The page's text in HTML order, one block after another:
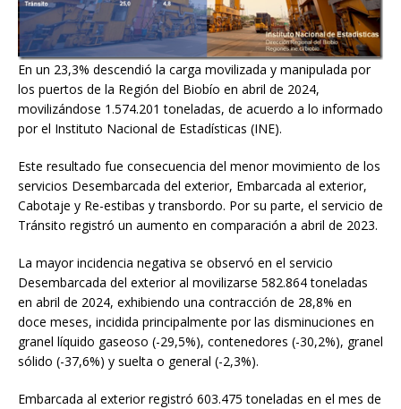
En un 23,3% descendió la carga movilizada y manipulada por
los puertos de la Región del Biobío en abril de 2024,
movilizándose 1.574.201 toneladas, de acuerdo a lo informado
por el Instituto Nacional de Estadísticas (INE).
Este resultado fue consecuencia del menor movimiento de los
servicios Desembarcada del exterior, Embarcada al exterior,
Cabotaje y Re-estibas y transbordo. Por su parte, el servicio de
Tránsito registró un aumento en comparación a abril de 2023.
La mayor incidencia negativa se observó en el servicio
Desembarcada del exterior al movilizarse 582.864 toneladas
en abril de 2024, exhibiendo una contracción de 28,8% en
doce meses, incidida principalmente por las disminuciones en
granel líquido gaseoso (-29,5%), contenedores (-30,2%), granel
sólido (-37,6%) y suelta o general (-2,3%).
Embarcada al exterior registró 603.475 toneladas en el mes de